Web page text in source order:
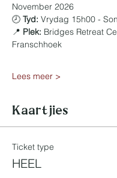
November 2026
🕗 Tyd: Vrydag 15h00 -
📍 Plek: Bridges Retreat
Franschhoek
Lees meer >
Kaartjies
Ticket type
HEEL